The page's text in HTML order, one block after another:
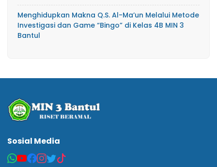
Menghidupkan Makna Q.S. Al-Ma’un Melalui Metode
Investigasi dan Game “Bingo” di Kelas 4B MIN 3
Bantul
Sosial Media